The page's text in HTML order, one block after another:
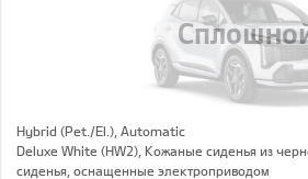
Hybrid (Pet./El.), Automatic
Deluxe White (HW2), Кожаные сиденья из
сиденья, оснащенные электроприводом